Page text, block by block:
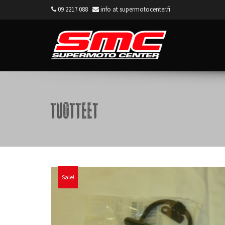
09 2217 088 info at supermotocenter.fi
Tuotteet
Sale!